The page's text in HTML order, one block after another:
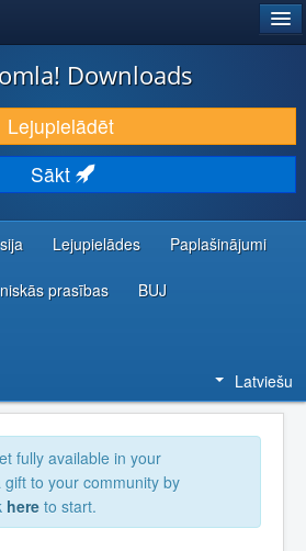
Downloads
Lejupielādēt
Sākt
Lejupielādes Paplašinājumi
prasības BUJ
Latviešu
fully available in your
to your community by
here to start.